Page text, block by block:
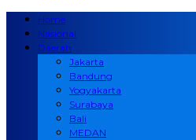
Home
Nasional
Daerah
Jakarta
Bandung
Yogyakarta
Surabaya
Bali
MEDAN